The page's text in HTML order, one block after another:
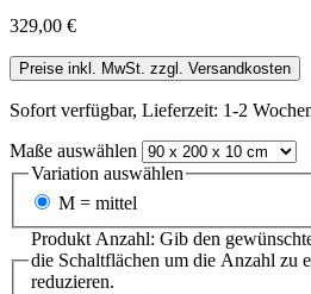
329,00 €
Preise inkl. MwSt. zzgl. Versandkosten
Sofort verfügbar, Lieferzeit: 1-2
Maße auswählen
Variation auswählen
M = mittel
Produkt Anzahl: Gib den
die Schaltflächen um die Anzahl zu
reduzieren.